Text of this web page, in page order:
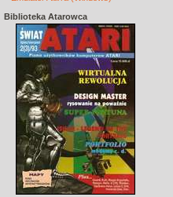
Biblioteka Atarowca